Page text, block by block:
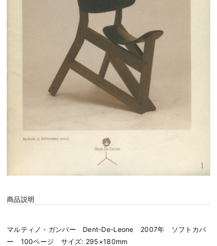
商品説明
マルティノ・ガンパー Dent-De-Leone 2007年 ソフトカバ
ー 100ページ サイズ: 295×180mm